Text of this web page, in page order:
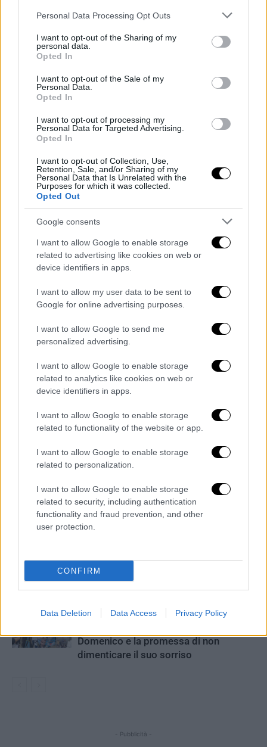
Please note that this website/app uses one or more Google
not limited to your visit or usage behaviour. You may click to
grant or deny consent to Google and its third-party tags to
use your data for below specified purposes in below Google
consent section.
Personal Data Processing Opt Outs
I want to opt-out of the Sharing of my
personal data.
Opted In
I want to opt-out of the Sale of my
Personal Data.
Opted In
I want to opt-out of processing my
Personal Data for Targeted Advertising.
Opted In
I want to opt-out of Collection, Use,
Retention, Sale, and/or Sharing of my
Personal Data that Is Unrelated with the
Purposes for which it was collected.
Opted Out
Google consents
I want to allow Google to enable storage
related to advertising like cookies on web or
device identifiers in apps.
I want to allow my user data to be sent to
Google for online advertising purposes.
I want to allow Google to send me
personalized advertising.
I want to allow Google to enable storage
related to analytics like cookies on web or
device identifiers in apps.
I want to allow Google to enable storage
related to functionality of the website or app.
I want to allow Google to enable storage
related to personalization.
I want to allow Google to enable storage
related to security, including authentication
functionality and fraud prevention, and other
user protection.
CONFIRM
Data Deletion Data Access Privacy Policy
ARTICOLI CORRELATI ALTRO DALL'AUTORE
Lite in famiglia, poi aggredisce i
carabinieri con una pala: fermato col
taser e portato in carcere
l’autopsia: 90 giorni per la relazione dei
consulenti
VIDEO/ “Addio guerriero, figlio di tutti
Domenico e la promessa di non
dimenticare il suo sorriso
- Pubblicità -